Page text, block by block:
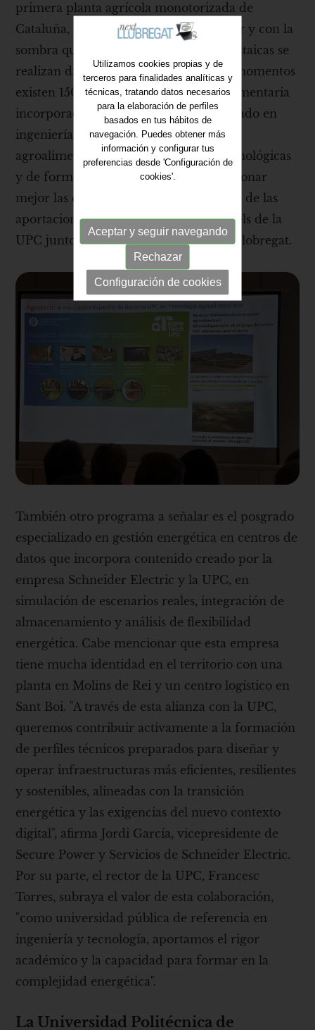
primera planta agrícola monotorizada de
Cataluña, donde se genera energía solar y con la
sombra que provocan las placas fotovoltaicas se
realizan diferentes prácticas. En estos momentos
existen 150 empresas del sector agroalimentaria
incorporadas en Agrotech. El nuevo grado en
ingeniería y gestión de empresas
agroalimentarias con componentes tecnológicas
y de formación en economía para gestionar
mejor las explotaciones es también otra de las
aportaciones del campus de Castelldefels de la
UPC junto al Parque Agrario del Baix Llobregat.
También otro programa a señalar es el posgrado
especializado en gestión energética en centros de
datos que incorpora contenido creado por la
empresa Schneider Electric y la UPC, en
simulación de escenarios reales, integración de
almacenamiento y análisis de flexibilidad
energética. Cabe mencionar que esta empresa
tiene mucha identidad en el territorio con una
planta en Molins de Rei y un centro logístico en
Sant Boi. "A través de esta alianza con la UPC,
queremos contribuir activamente a la formación
de perfiles técnicos preparados para diseñar y
operar infraestructuras más eficientes, resilientes
y sostenibles, alineadas con la transición
energética y las exigencias del nuevo contexto
digital", afirma Jordi García, vicepresidente de
Secure Power y Servicios de Schneider Electric.
Por su parte, el rector de la UPC, Francesc
Torres, subraya el valor de esta colaboración,
"como universidad pública de referencia en
ingeniería y tecnología, aportamos el rigor
académico y la capacidad para formar en la
complejidad energética".
La Universidad Politécnica de
Utilizamos cookies propias y de
terceros para finalidades analíticas y
técnicas, tratando datos necesarios
para la elaboración de perfiles
basados en tus hábitos de
navegación. Puedes obtener más
información y configurar tus
preferencias desde 'Configuración de
cookies'.
Aceptar y seguir navegando
Rechazar
Configuración de cookies